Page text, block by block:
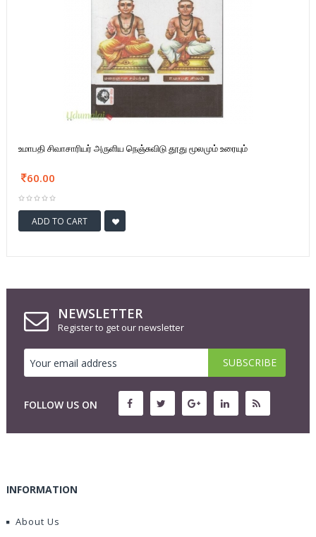
உமாபதி சிவாசாரியர் அருளிய நெஞ்சுவிடு தூது மூலமும் உரையும்
60.00
ADD TO CART
NEWSLETTER
Register to get our newsletter
FOLLOW US ON
INFORMATION
About Us